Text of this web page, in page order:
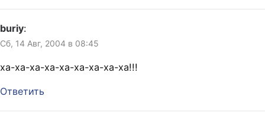
buriy:
Сб, 14 Авг, 2004 в 08:45
ха-ха-ха-ха-ха-ха-ха-ха-ха!!!
Ответить